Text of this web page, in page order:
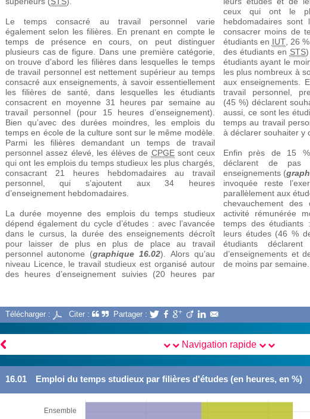
Le temps consacré au travail personnel varie
également selon les filières. En prenant en compte le
temps de présence en cours, on peut distinguer
plusieurs cas de figure. Dans une première catégorie,
on trouve d’abord les filières dans lesquelles le temps
de travail personnel est nettement supérieur au temps
consacré aux enseignements, à savoir essentiellement
les filières de santé, dans lesquelles les étudiants
consacrent en moyenne 31 heures par semaine au
travail personnel (pour 15 heures d’enseignement).
Bien qu’avec des durées moindres, les emplois du
temps en école de la culture sont sur le même modèle.
Parmi les filières demandant un temps de travail
personnel assez élevé, les élèves de CPGEsont ceux
qui ont les emplois du temps studieux les plus chargés,
consacrant 21 heures hebdomadaires au travail
personnel, qui s’ajoutent aux 34 heures
d’enseignement hebdomadaires.
La durée moyenne des emplois du temps studieux
dépend également du cycle d’études : avec l’avancée
dans le cursus, la durée des enseignements décroît
pour laisser de plus en plus de place au travail
personnel autonome (graphique 16.02). Alors qu’au
niveau Licence, le travail studieux est organisé autour
des heures d’enseignement suivies (20 heures par
ceux qui ont le
hebdomadaires
consacrer moins de
étudiants en IUT, 26
des étudiants en STS
étudiants ayant le
les plus nombreux à
aux enseignements.
travail personnel,
(45 %) déclarent
aussi, ce sont les
temps au travail
à déclarer souhaiter y
Enfin près de 15 %
déclarent de pas
enseignements (
invoquée reste
parallèlement aux
chevauchement des
activité rémunérée
temps des étudiants
leurs études (46 %
étudiants
d’enseignements et
de moins par semaine.
Télécharger : Citer : Partager :      
 Navigation rapide
16.01 Emploi du temps studieux par filières d'études (en heures, en %)
Ensemble